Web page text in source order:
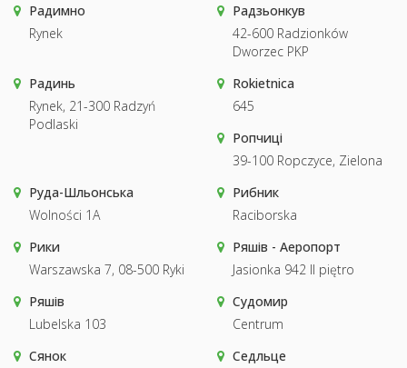
Радимно
Rynek
Радзьонкув
42-600 Radzionków
Dworzec PKP
Радинь
Rynek, 21-300 Radzyń
Podlaski
Rokietnica
645
Ропчиці
39-100 Ropczyce, Zielona
Руда-Шльонська
Wolności 1A
Рибник
Raciborska
Рики
Warszawska 7, 08-500 Ryki
Ряшів - Аеропорт
Jasionka 942 II piętro
Ряшів
Lubelska 103
Судомир
Centrum
Сянок
Седльце